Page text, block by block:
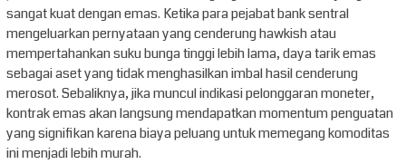
sangat kuat dengan emas. Ketika para pejabat bank sentral
mengeluarkan pernyataan yang cenderung hawkish atau
mempertahankan suku bunga tinggi lebih lama, daya tarik emas
sebagai aset yang tidak menghasilkan imbal hasil cenderung
merosot. Sebaliknya, jika muncul indikasi pelonggaran moneter,
kontrak emas akan langsung mendapatkan momentum penguatan
yang signifikan karena biaya peluang untuk memegang komoditas
ini menjadi lebih murah.